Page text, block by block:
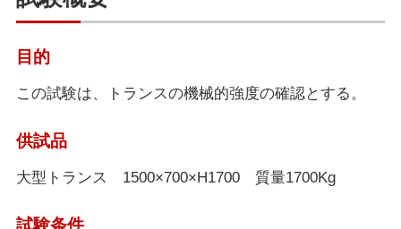
目的
この試験は、トランスの機械的強度の確認とする。
供試品
大型トランス 1500×700×H1700 質量1700Kg
試験条件